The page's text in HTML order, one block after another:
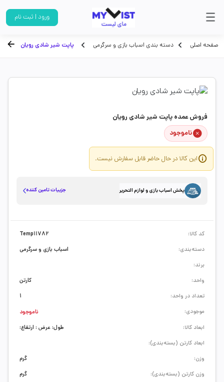
ورود | ثبت نام
صفحه اصلی دسته بندی اسباب بازی و سرگرمی پاپت شیر شادی رویان
فروش عمده پاپت شیر شادی رویان
ناموجود
این کالا در حال حاضر قابل سفارش نیست.
پخش اسباب بازی و لوازم التحریر جزییات تامین کننده
ابعاد کالا:
طول: عرض : ارتفاع:
ابعاد کارتن (بسته‌بندی):
وزن:
گرم
وزن کارتن (بسته‌بندی):
گرم
کد کالا:
Temp11782
دسته‌بندی:
اسباب بازی و سرگرمی
برند:
واحد:
کارتن
تعداد در واحد:
1
موجودی:
ناموجود